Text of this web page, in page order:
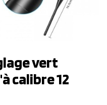
vert
calibre 12